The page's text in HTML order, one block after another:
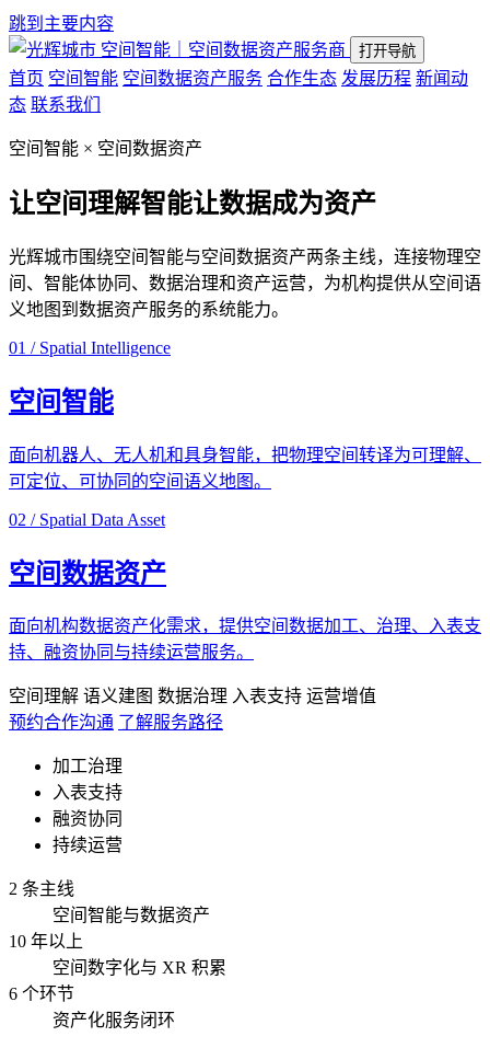
跳到主要内容
空间智能｜空间数据资产服务商
打开导航
首页 空间智能 空间数据资产服务 合作生态 发展历程 新闻动
态 联系我们
空间智能 × 空间数据资产
让空间理解智能让数据成为资产
光辉城市围绕空间智能与空间数据资产两条主线，连接物理空
间、智能体协同、数据治理和资产运营，为机构提供从空间语
义地图到数据资产服务的系统能力。
01 / Spatial Intelligence
空间智能
面向机器人、无人机和具身智能，把物理空间转译为可理解、
可定位、可协同的空间语义地图。
02 / Spatial Data Asset
空间数据资产
面向机构数据资产化需求，提供空间数据加工、治理、入表支
持、融资协同与持续运营服务。
空间理解 语义建图 数据治理 入表支持 运营增值
预约合作沟通 了解服务路径
加工治理
入表支持
融资协同
持续运营
2 条主线
空间智能与数据资产
10 年以上
空间数字化与 XR 积累
6 个环节
资产化服务闭环